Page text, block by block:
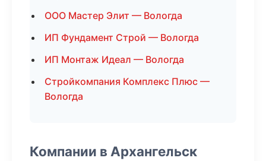
ООО Мастер Элит — Вологда
ИП Фундамент Строй — Вологда
ИП Монтаж Идеал — Вологда
Стройкомпания Комплекс Плюс —
Вологда
Компании в Архангельск